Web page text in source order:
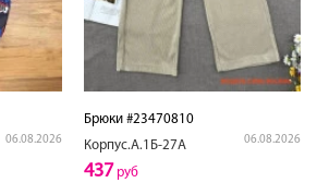
06.08.2026
Брюки #23470810
Корпус.А.1Б-27А
06.08.2026
437 руб